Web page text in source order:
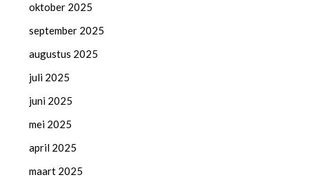
oktober 2025
september 2025
augustus 2025
juli 2025
juni 2025
mei 2025
april 2025
maart 2025